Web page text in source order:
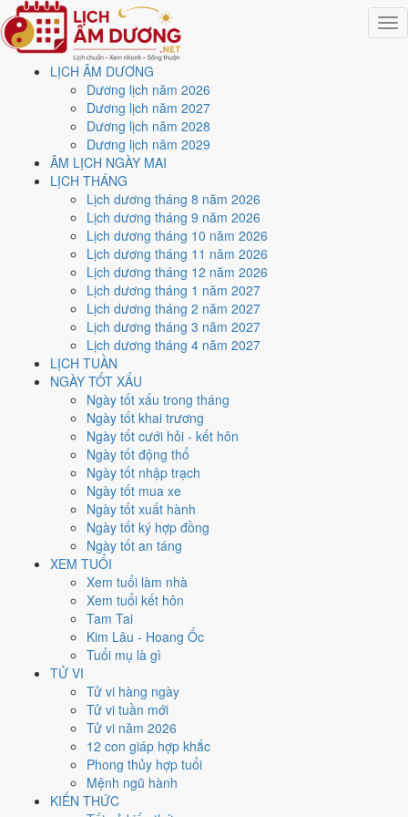
LỊCH ÂM DƯƠNG
Dương lịch năm 2026
Dương lịch năm 2027
Dương lịch năm 2028
Dương lịch năm 2029
ÂM LỊCH NGÀY MAI
LỊCH THÁNG
Lịch dương tháng 8 năm 2026
Lịch dương tháng 9 năm 2026
Lịch dương tháng 10 năm 2026
Lịch dương tháng 11 năm 2026
Lịch dương tháng 12 năm 2026
Lịch dương tháng 1 năm 2027
Lịch dương tháng 2 năm 2027
Lịch dương tháng 3 năm 2027
Lịch dương tháng 4 năm 2027
LỊCH TUẦN
NGÀY TỐT XẤU
Ngày tốt xấu trong tháng
Ngày tốt khai trương
Ngày tốt cưới hỏi - kết hôn
Ngày tốt động thổ
Ngày tốt nhập trạch
Ngày tốt mua xe
Ngày tốt xuất hành
Ngày tốt ký hợp đồng
Ngày tốt an táng
XEM TUỔI
Xem tuổi làm nhà
Xem tuổi kết hôn
Tam Tai
Kim Lâu - Hoang Ốc
Tuổi mụ là gì
TỬ VI
Tử vi hàng ngày
Tử vi tuần mới
Tử vi năm 2026
12 con giáp hợp khắc
Phong thủy hợp tuổi
Mệnh ngũ hành
KIẾN THỨC
Trang chủ
Lịch năm 1992
Tháng 3/1992
Ngày 20/3/1992 (Ất Mùi)
Xem ngày20/3/1992
lịch - Ngày 17/2 âm lịch (Ất
Mùi) tốt hay xấu?
Ngày 20/3/1992 dương lịch (Thứ Sáu) là ngày 17/2/1992 âm lịch
Ất Mùi- Can khắc Chi, Trực Định, Sao Cang, nạp âm Sa
Trung Kim. Tổng hòa, đây làNgày Bình Hòa
cho các việc quan trọng. Giờ Hoàng Đạo trong ngày:
Mão, Tỵ, Thân, Tuất, Hợi
Ngày Dương
Tháng 3 năm 1992
Tháng 2 âm năm 1992
Tiết Kinh Trập
Bính Tý
Nhâm Thân
Ngày Ất Mùi có TrựcĐịnh(ngày yên ổn, vững chắc) và gặp Sao
Quang (Thiên Đức) hoàng đạo
Ngày Bình Hòa , phù hợp với công việc thường ngày.
Hợi, Mão, Ngọhợp ngày; tuổi